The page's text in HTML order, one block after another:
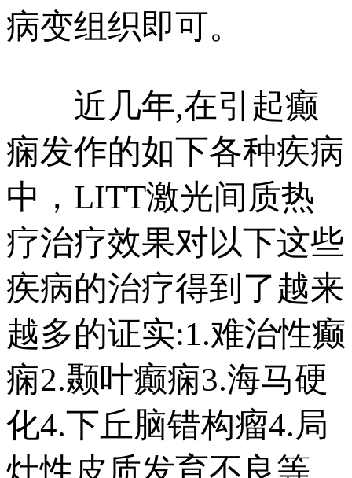
病变组织即可。
近几年,在引起癫
痫发作的如下各种疾病
中，LITT激光间质热
疗治疗效果对以下这些
疾病的治疗得到了越来
越多的证实:1.难治性癫
痫2.颞叶癫痫3.海马硬
化4.下丘脑错构瘤4.局
灶性皮质发育不良等.